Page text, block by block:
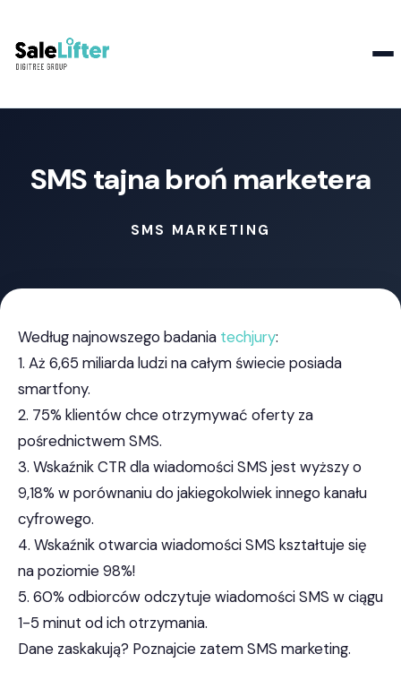
SMS tajna broń marketera
SMS MARKETING
Według najnowszego badania techjury:
1. Aż 6,65 miliarda ludzi na całym świecie posiada
smartfony.
2. 75% klientów chce otrzymywać oferty za
pośrednictwem SMS.
3. Wskaźnik CTR dla wiadomości SMS jest wyższy o
9,18% w porównaniu do jakiegokolwiek innego kanału
cyfrowego.
4. Wskaźnik otwarcia wiadomości SMS kształtuje się
na poziomie 98%!
5. 60% odbiorców odczytuje wiadomości SMS w ciągu
1-5 minut od ich otrzymania.
Dane zaskakują? Poznajcie zatem SMS marketing.